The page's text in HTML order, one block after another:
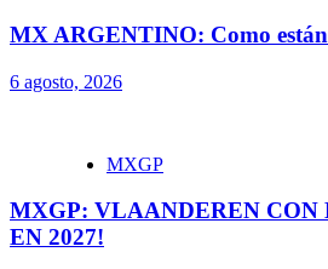
MX ARGENTINO: Como están
6 agosto, 2026
MXGP
MXGP: VLAANDEREN CON
EN 2027!